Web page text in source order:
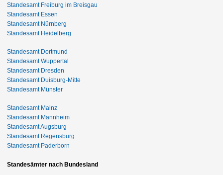
Standesamt Freiburg im Breisgau
Standesamt Essen
Standesamt Nürnberg
Standesamt Heidelberg
Standesamt Dortmund
Standesamt Wuppertal
Standesamt Dresden
Standesamt Duisburg-Mitte
Standesamt Münster
Standesamt Mainz
Standesamt Mannheim
Standesamt Augsburg
Standesamt Regensburg
Standesamt Paderborn
Standesämter nach Bundesland